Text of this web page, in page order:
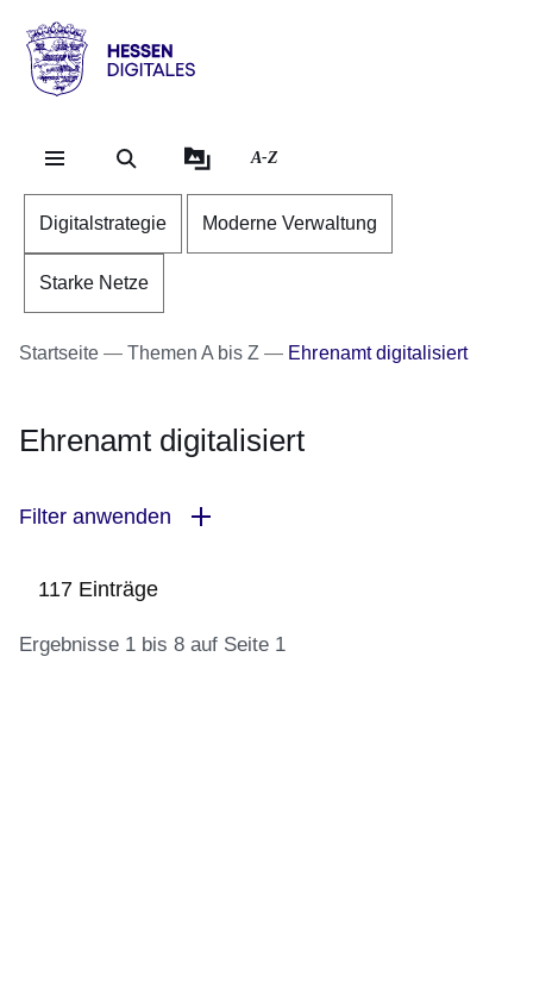
Hessen
Digitales
A-Z
Digitalstrategie Moderne Verwaltung
Starke Netze
Startseite Themen A bis Z Ehrenamt digitalisiert
Ehrenamt digitalisiert
Filter anwenden
117 Einträge
Ergebnisse 1 bis 8 auf Seite 1